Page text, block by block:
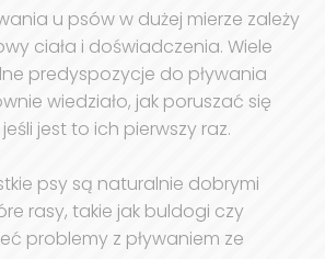
u psów w dużej mierze zależy
ciała i doświadczenia. Wiele
predyspozycje do pływania
wiedziało, jak poruszać się
jest to ich pierwszy raz.
psy są naturalnie dobrymi
rasy, takie jak buldogi czy
problemy z pływaniem ze